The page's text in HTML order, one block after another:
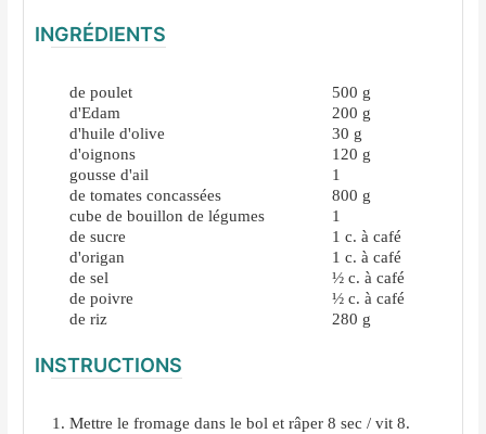
INGRÉDIENTS
de poulet 500 g
d'Edam
200 g
d'huile d'olive
30 g
d'oignons
120 g
gousse d'ail
1
de tomates concassées
800 g
cube de bouillon de légumes
1
de sucre
1 c. à café
d'origan
1 c. à café
de sel
½ c. à café
de poivre
½ c. à café
de riz
280 g
INSTRUCTIONS
Mettre le fromage dans le bol et râper 8 sec / vit 8.